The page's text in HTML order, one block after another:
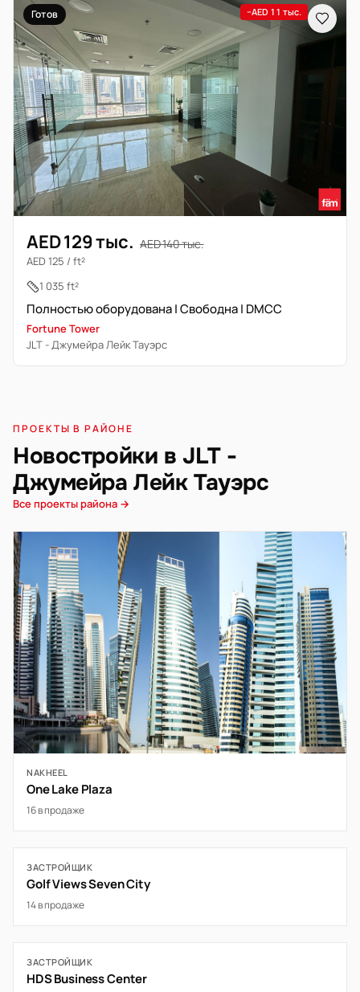
Готов −AED 11 тыс.
AED 129 тыс. AED 140 тыс.
AED 125 / ft²
1 035 ft²
Полностью оборудована | Свободна | DMCC
Fortune Tower
JLT - Джумейра Лейк Тауэрс
ПРОЕКТЫ В РАЙОНЕ
Новостройки в JLT -
Джумейра Лейк Тауэрс
Все проекты района →
NAKHEEL
One Lake Plaza
16 в продаже
ЗАСТРОЙЩИК
Golf Views Seven City
14 в продаже
ЗАСТРОЙЩИК
HDS Business Center